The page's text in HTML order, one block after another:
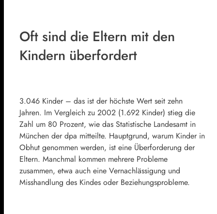
Oft sind die Eltern mit den
Kindern überfordert
3.046 Kinder – das ist der höchste Wert seit zehn
Jahren. Im Vergleich zu 2002 (1.692 Kinder) stieg die
Zahl um 80 Prozent, wie das Statistische Landesamt in
München der dpa mitteilte. Hauptgrund, warum Kinder in
Obhut genommen werden, ist eine Überforderung der
Eltern. Manchmal kommen mehrere Probleme
zusammen, etwa auch eine Vernachlässigung und
Misshandlung des Kindes oder Beziehungsprobleme.